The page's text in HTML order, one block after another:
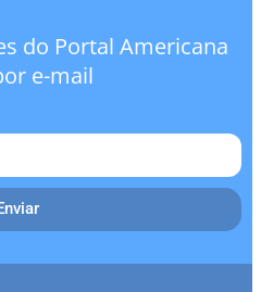
do Portal Americana
e-mail
Enviar